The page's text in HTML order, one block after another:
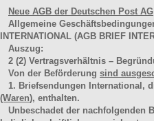
Neue AGB der Deutschen Post AG
Allgemeine
INTERNATIONAL (AGB BRIEF
Auszug:
2 (2) Vertragsverhältnis –
Von der Beförderung sind
1. Briefsendungen International,
(Waren), enthalten.
Unbeschadet der nachfolgenden